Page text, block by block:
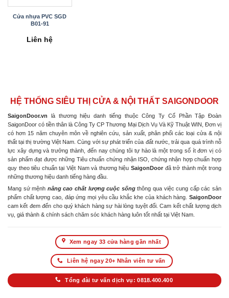
Cửa nhựa PVC SGD
B01-91
Liên hệ
HỆ THỐNG SIÊU THỊ CỬA & NỘI THẤT SAIGONDOOR
SaigonDoor.vn là thương hiệu danh tiếng thuộc Công Ty Cổ Phần Tập Đoàn
SaigonDoor có tiền thân là Công Ty CP Thương Mại Dịch Vụ Và Kỹ Thuật WIN, Đơn vị
có hơn 15 năm chuyên môn về nghiên cứu, sản xuất, phân phối các loại cửa & nội
thất tại thị trường Việt Nam. Cùng với sự phát triển của đất nước, trải qua quá trình nỗ
lực xây dựng và trưởng thành, đến nay chúng tôi tự hào là một trong số ít đơn vị có
sản phẩm đạt được những Tiêu chuẩn chứng nhận ISO, chứng nhận hợp chuẩn hợp
quy theo tiêu chuẩn tại Việt Nam và thương hiệu SaigonDoor đã trở thành một trong
những thương hiệu danh tiếng hàng đầu.
Mang sứ mệnh nâng cao chất lượng cuộc sốngthông qua việc cung cấp các sản
phẩm chất lượng cao, đáp ứng mọi yêu cầu khắc khe của khách hàng. SaigonDoor
cam kết đem đến cho quý khách hàng sự hài lòng tuyệt đối. Cam kết chất lượng dịch
vụ, giá thành & chính sách chăm sóc khách hàng luôn tốt nhất tại Việt Nam.
Xem ngay 33 cửa hàng gần nhất
Liên hệ ngay 20+ Nhân viên tư vấn
Tổng đài tư vấn dịch vụ: 0818.400.400